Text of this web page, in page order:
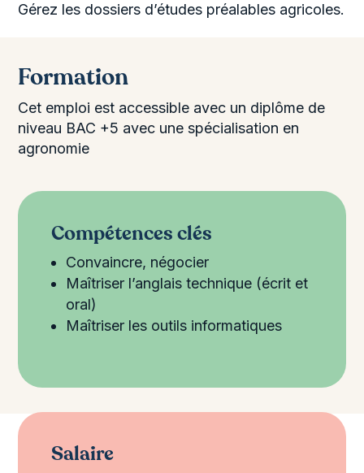
Gérez les dossiers d’études préalables agricoles.
Formation
Cet emploi est accessible avec un diplôme de
niveau BAC +5 avec une spécialisation en
agronomie
Compétences clés
Convaincre, négocier
Maîtriser l’anglais technique (écrit et
oral)
Maîtriser les outils informatiques
Salaire